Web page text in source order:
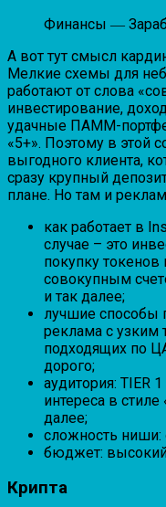
Финансы ―
А вот тут смысл
Мелкие схемы для
работают от слова
инвестирование,
удачные ПАММ-
«5+». Поэтому в этой
выгодного клиента,
сразу крупный
плане. Но там и
как работает в
случае – это
покупку
совокупным
и так далее;
лучшие способы
реклама с узким
подходящих по
дорого;
аудитория: TIER
интереса в стиле
далее;
сложность ниши:
бюджет:
Крипта